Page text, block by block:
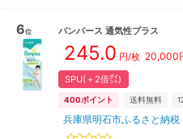
6位 パンパース 通気性プラス
245.0 円/枚 20,000
SPU(＋2倍㌽)
400ポイント 送料無料
兵庫県明石市ふるさと納